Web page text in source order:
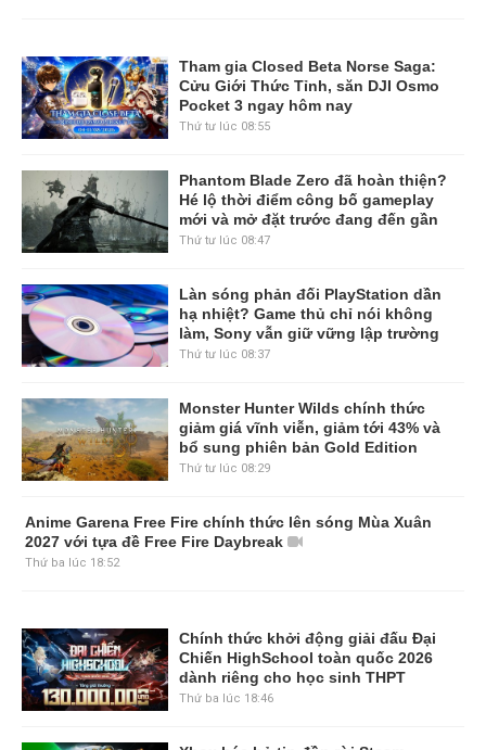
Tham gia Closed Beta Norse Saga:
Cửu Giới Thức Tỉnh, săn DJI Osmo
Pocket 3 ngay hôm nay
Phantom Blade Zero đã hoàn thiện?
Hé lộ thời điểm công bố gameplay
mới và mở đặt trước đang đến gần
Làn sóng phản đối PlayStation dần
hạ nhiệt? Game thủ chỉ nói không
làm, Sony vẫn giữ vững lập trường
Monster Hunter Wilds chính thức
giảm giá vĩnh viễn, giảm tới 43% và
bổ sung phiên bản Gold Edition
Anime Garena Free Fire chính thức
Chính thức khởi động giải đấu Đại
Chiến HighSchool toàn quốc 2026